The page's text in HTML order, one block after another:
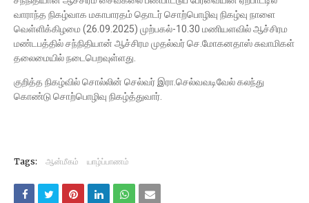
வாராந்த நிகழ்வாக மகாபாரதம் தொடர் சொற்பொழிவு நிகழ்வு நாளை
வெள்ளிக்கிழமை (26.09.2025) முற்பகல்-10.30 மணியளவில் ஆச்சிரம
மண்டபத்தில் சந்நிதியான் ஆச்சிரம முதல்வர் செ.மோகனதாஸ் சுவாமிகள்
தலைமையில் நடைபெறவுள்ளது.
குறித்த நிகழ்வில் சொல்லின் செல்வர் இரா.செல்வவடிவேல் கலந்து
கொண்டு சொற்பொழிவு நிகழ்த்துவார்.
Tags: ஆன்மீகம் யாழ்ப்பாணம்